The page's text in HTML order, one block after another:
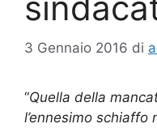
3 Gennaio 2016 di
“Quella della
l’ennesimo